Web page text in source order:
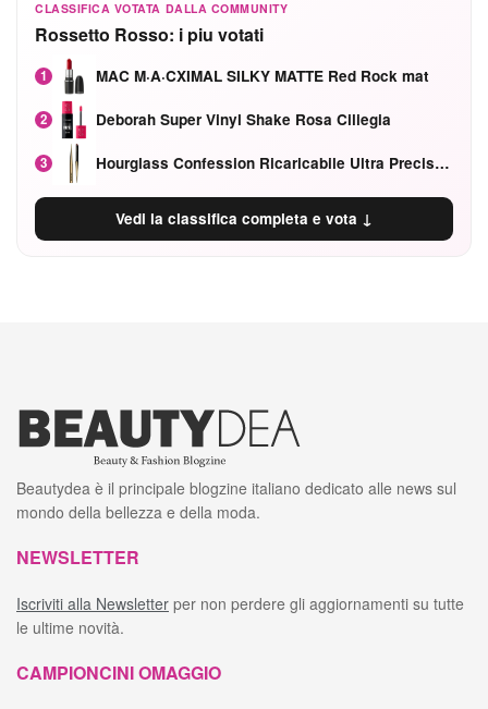
CLASSIFICA VOTATA DALLA COMMUNITY
Rossetto Rosso: i piu votati
1 MAC M·A·CXIMAL SILKY MATTE Red Rock mat
2 Deborah Super Vinyl Shake Rosa Ciliegia
3 Hourglass Confession Ricaricabile Ultra Preciso Ad Alta Intensità Secretly Classic Red
Vedi la classifica completa e vota ↓
Beautydea è il principale blogzine italiano dedicato alle news sul
mondo della bellezza e della moda.
NEWSLETTER
Iscriviti alla Newsletter per non perdere gli aggiornamenti su tutte
le ultime novità.
CAMPIONCINI OMAGGIO